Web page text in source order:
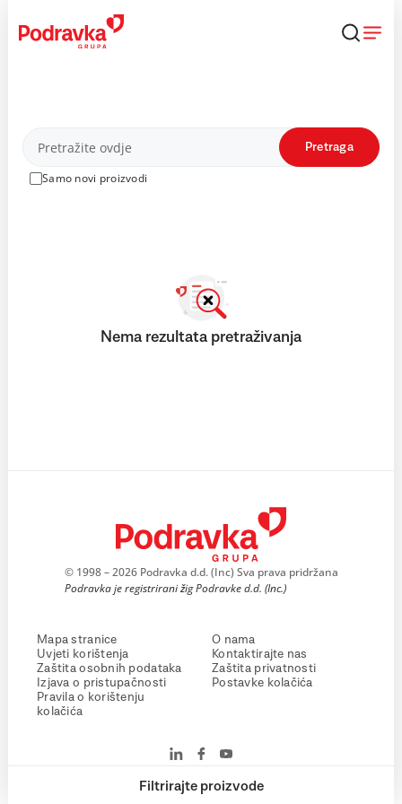
content
Proizvodi
Samo novi proizvodi
Pretraga
Filtrirajte proizvode
Nema rezultata pretraživanja
© 1998 – 2026 Podravka d.d. (Inc) Sva prava pridržana
Podravka je registrirani žig Podravke d.d. (Inc.)
Mapa stranice
Uvjeti korištenja
Zaštita osobnih podataka
Izjava o pristupačnosti
Pravila o korištenju
kolačića
O nama
Kontaktirajte nas
Zaštita privatnosti
Postavke kolačića